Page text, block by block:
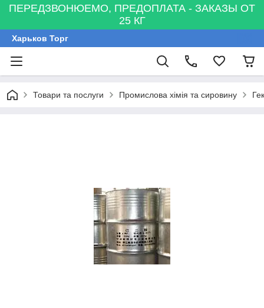
ПЕРЕДЗВОНЮЕМО, ПРЕДОПЛАТА - ЗАКАЗЫ ОТ
25 КГ
Харьков Торг
Товари та послуги Промислова хімія та сировину